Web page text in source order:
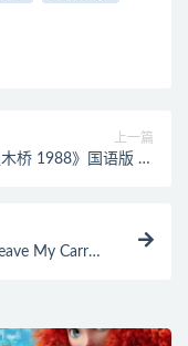
上一篇
桥 1988》国语版 高
My Carrot